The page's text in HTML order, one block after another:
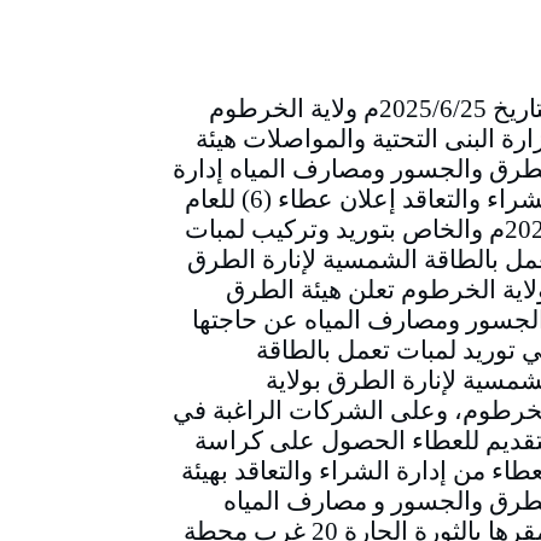
التاريخ 2025/6/25م ولاية الخرطوم
البنى التحتية والمواصلات هيئة
والجسور ومصارف المياه إدارة
الشراء والتعاقد إعلان عطاء (6) للعام
2025م والخاص بتوريد وتركيب لمبات
بالطاقة الشمسية لإنارة الطرق
الخرطوم تعلن هيئة الطرق
ومصارف المياه عن حاجتها
توريد لمبات تعمل بالطاقة
لإنارة الطرق بولاية
وعلى الشركات الراغبة في
للعطاء الحصول على كراسة
من إدارة الشراء والتعاقد بهيئة
والجسور و مصارف المياه
بمقرها بالثورة الحارة 20 غرب محطة